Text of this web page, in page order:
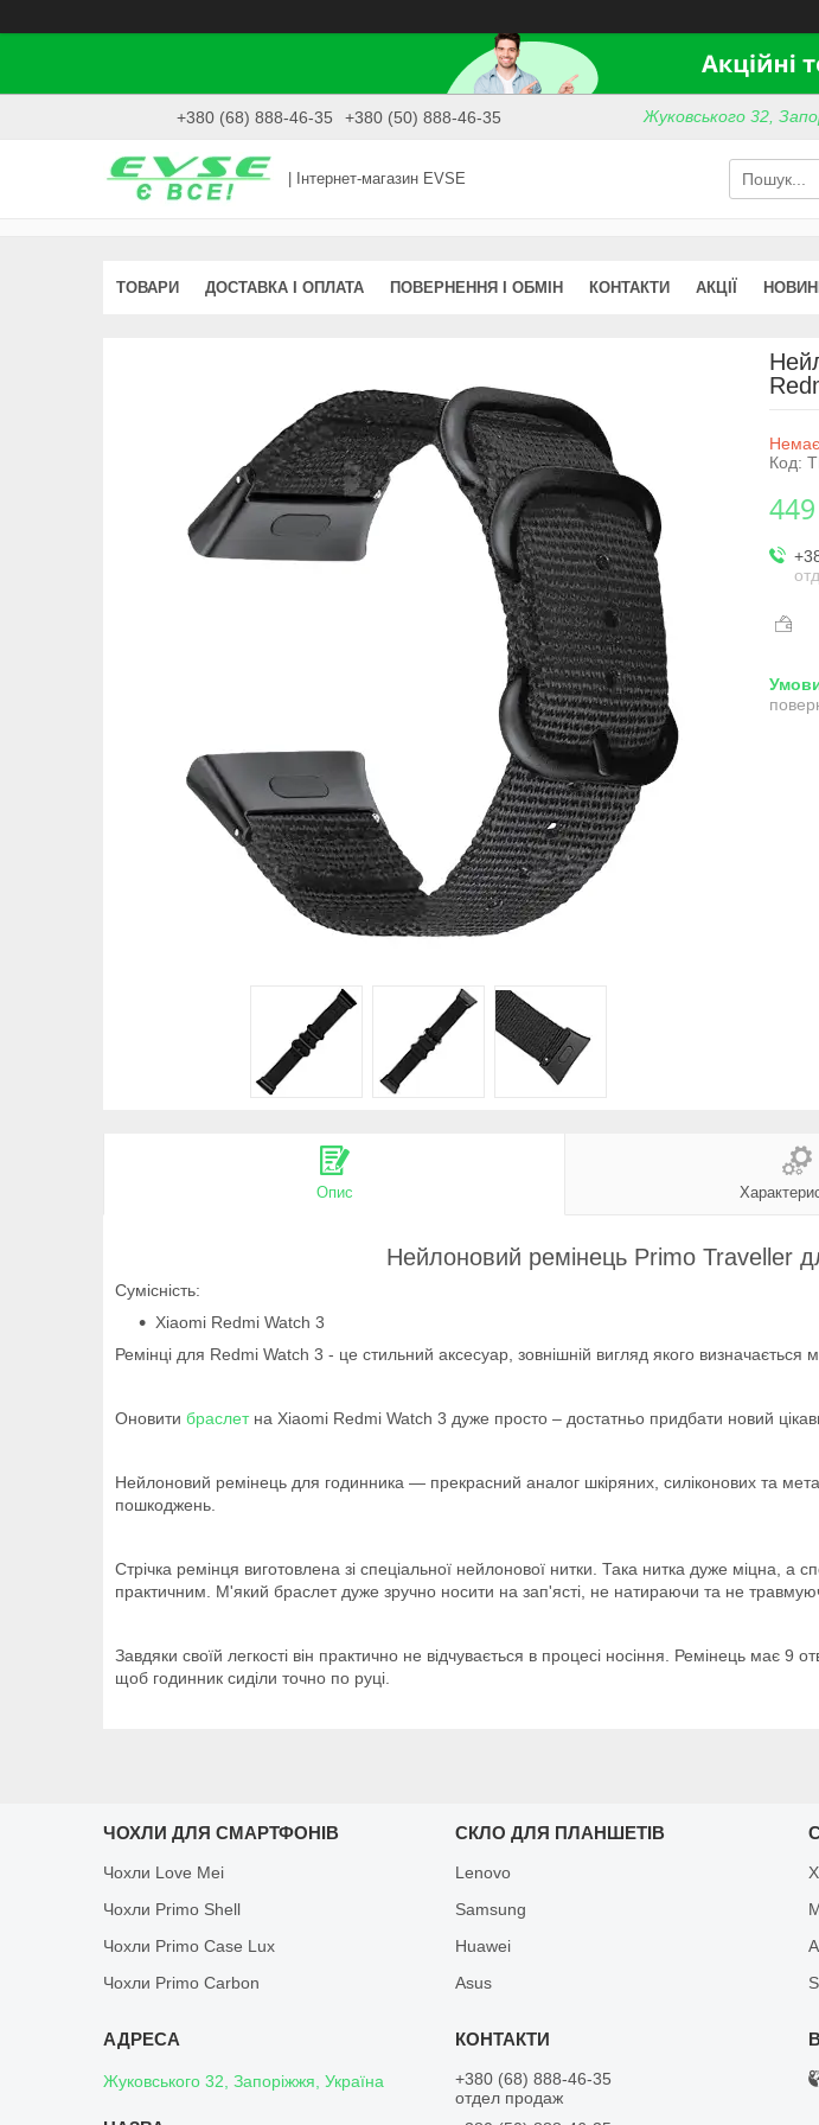
+380 (68) 888-46-35 +380 (50) 888-46-35 Жуковського 32,
| Інтернет-магазин EVSE
ТОВАРИ ДОСТАВКА І ОПЛАТА ПОВЕРНЕННЯ І ОБМІН КОНТАКТИ АКЦІЇ
Немає
Код:
Опис
Нейлоновий ремінець Primo Traveller
Сумісність:
Xiaomi Redmi Watch 3
Ремінці для Redmi Watch 3 - це стильний аксесуар, зовнішній вигляд якого визначається
Оновити браслетна Xiaomi Redmi Watch 3 дуже просто – достатньо придбати новий
Нейлоновий ремінець для годинника — прекрасний аналог шкіряних, силіконових та
пошкоджень.
Стрічка ремінця виготовлена зі спеціальної нейлонової нитки. Така нитка дуже міцна,
практичним. М'який браслет дуже зручно носити на зап'ясті, не натираючи та не
Завдяки своїй легкості він практично не відчувається в процесі носіння. Ремінець має 9
щоб годинник сиділи точно по руці.
ЧОХЛИ ДЛЯ СМАРТФОНІВ
Чохли Love Mei
Чохли Primo Shell
Чохли Primo Case Lux
Чохли Primo Carbon
СКЛО ДЛЯ ПЛАНШЕТІВ
Lenovo
Samsung
Huawei
Asus
Жуковського 32, Запоріжжя, Україна
+380 (68) 888-46-35
отдел продаж